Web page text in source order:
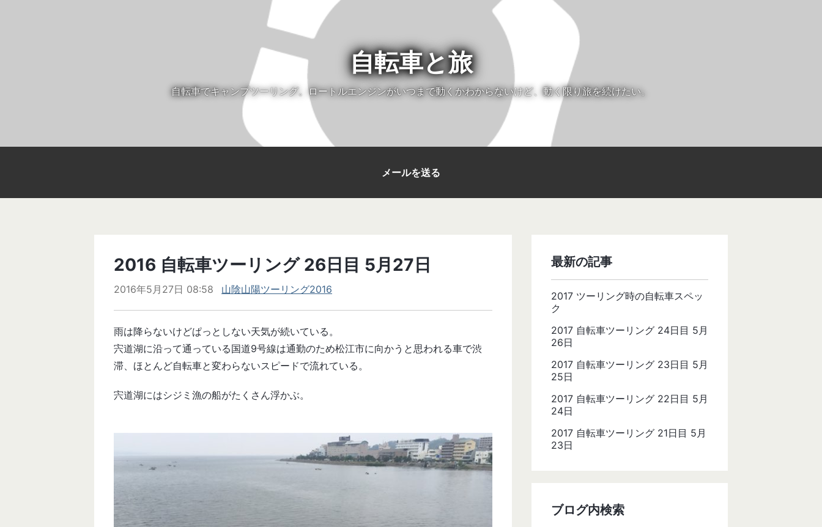
自転車と旅
自転車でキャンプツーリング。ロートルエンジンがいつまで動くかわからないけど、動く限り旅を続けたい。
メールを送る
2016 自転車ツーリング 26日目 5月27日
2016年5月27日 08:58 山陰山陽ツーリング2016
雨は降らないけどぱっとしない天気が続いている。
宍道湖に沿って通っている国道9号線は通勤のため松江市に向かうと思われる車で渋
滞、ほとんど自転車と変わらないスピードで流れている。
宍道湖にはシジミ漁の船がたくさん浮かぶ。
最新の記事
2017 ツーリング時の自転車スペッ
ク
2017 自転車ツーリング 24日目 5月
26日
2017 自転車ツーリング 23日目 5月
25日
2017 自転車ツーリング 22日目 5月
24日
2017 自転車ツーリング 21日目 5月
23日
ブログ内検索